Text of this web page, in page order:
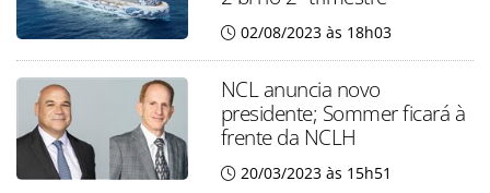
02/08/2023 às 18h03
NCL anuncia novo
presidente; Sommer ficará à
frente da NCLH
20/03/2023 às 15h51